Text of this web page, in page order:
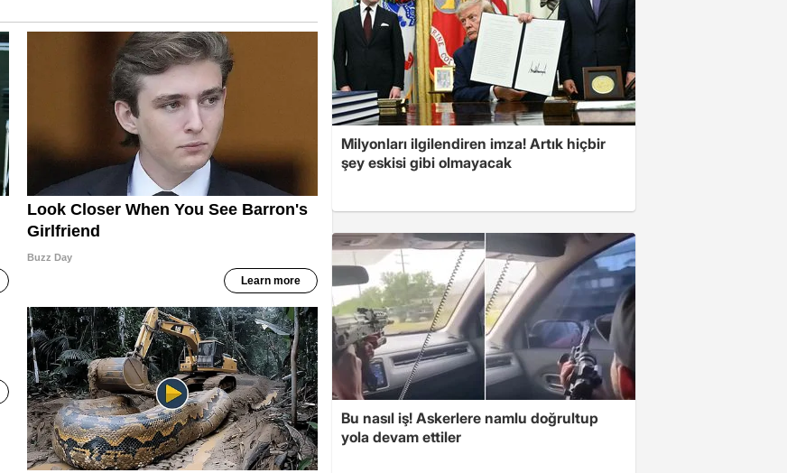
Milyonları ilgilendiren imza! Artık hiçbir
şey eskisi gibi olmayacak
Bu nasıl iş! Askerlere namlu doğrultup
yola devam ettiler